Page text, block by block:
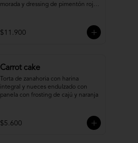
morada y dressing de pimentón rojo
$11.900
Carrot cake
Torta de zanahoria con harina
integral y nueces endulzado con
panela con frosting de cajú y naranja
$5.600